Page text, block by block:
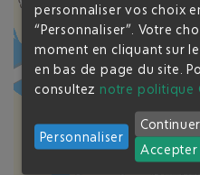
P4
P4
personnaliser vos choix
“Personnaliser”. Votre
moment en cliquant sur
en bas de page du site.
consultez notre politique
Personnaliser